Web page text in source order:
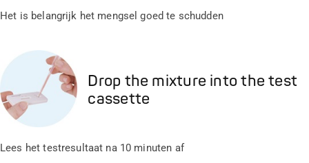
Het is belangrijk het mengsel goed te schudden
Drop the mixture into the test
cassette
Lees het testresultaat na 10 minuten af